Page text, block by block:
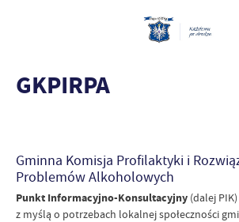
GKPIRPA
Gminna Komisja Profilaktyki i
Problemów Alkoholowych
Punkt Informacyjno-Konsultacyjny (dalej
z myślą o potrzebach lokalnej społeczności